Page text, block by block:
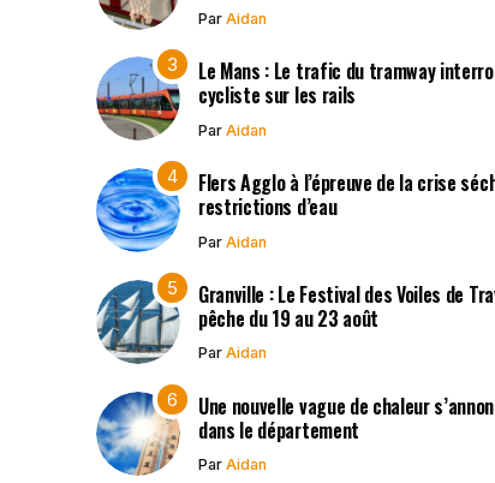
Par Aidan
Le Mans : Le trafic du tramway
cycliste sur les rails
Par Aidan
Flers Agglo à l’épreuve de la crise
restrictions d’eau
Par Aidan
Granville : Le Festival des Voiles de
pêche du 19 au 23 août
Par Aidan
Une nouvelle vague de chaleur
dans le département
Par Aidan